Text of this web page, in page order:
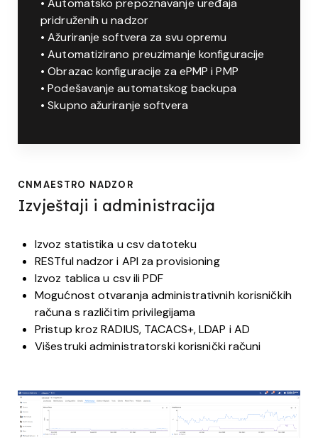
• Automatsko prepoznavanje uređaja
pridruženih u nadzor
• Ažuriranje softvera za svu opremu
• Automatizirano preuzimanje konfiguracije
• Obrazac konfiguracije za ePMP i PMP
• Podešavanje automatskog backupa
• Skupno ažuriranje softvera
CNMAESTRO NADZOR
Izvještaji i administracija
Izvoz statistika u csv datoteku
RESTful nadzor i API za provisioning
Izvoz tablica u csv ili PDF
Mogućnost otvaranja administrativnih korisničkih
računa s različitim privilegijama
Pristup kroz RADIUS, TACACS+, LDAP i AD
Višestruki administratorski korisnički računi